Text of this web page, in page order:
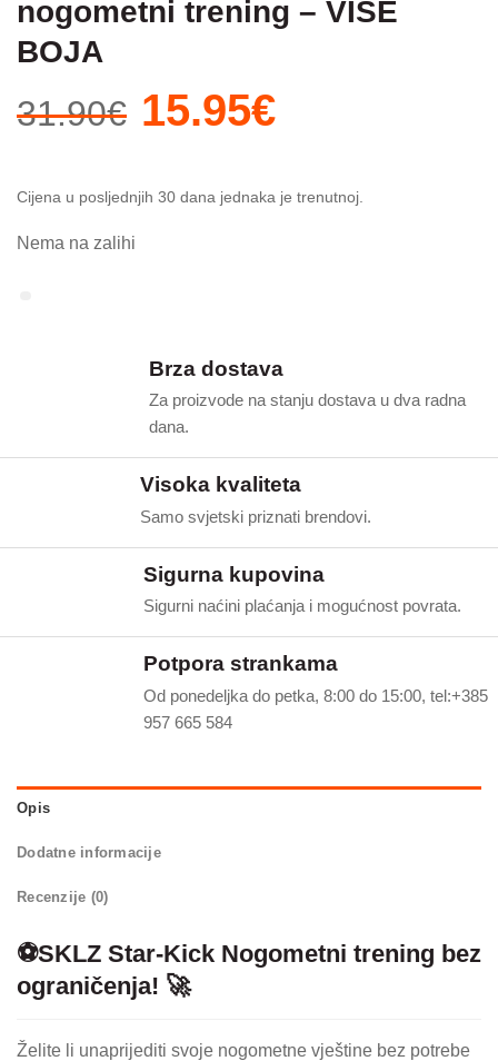
nogometni trening – VIŠE
BOJA
31.90€ Izvorna
cijena
je:
15.95€Trenutna
15.95€.
Cijena u posljednjih 30 dana jednaka je trenutnoj.
Nema na zalihi
Brza dostava
Za proizvode na stanju dostava u dva radna
dana.
Visoka kvaliteta
Samo svjetski priznati brendovi.
Sigurna kupovina
Sigurni naćini plaćanja i mogućnost povrata.
Potpora strankama
Od ponedeljka do petka, 8:00 do 15:00, tel:+385
957 665 584
Opis
Dodatne informacije
Recenzije (0)
⚽SKLZ Star-Kick Nogometni trening bez
ograničenja! 🚀
Želite li unaprijediti svoje nogometne vještine bez potrebe